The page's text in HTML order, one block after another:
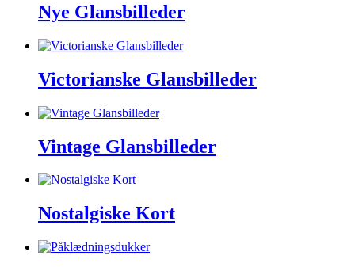
Nye Glansbilleder
Victorianske Glansbilleder
Vintage Glansbilleder
Nostalgiske Kort